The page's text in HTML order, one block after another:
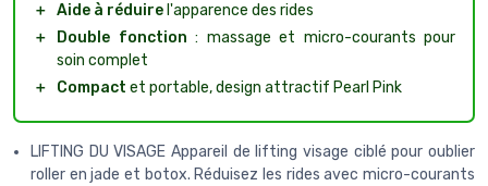
＋ Aide à réduirel'apparence des rides
＋
Double fonction : massage et micro-courants pour
soin complet
＋
Compact et portable, design attractif Pearl Pink
LIFTING DU VISAGE Appareil de lifting visage ciblé pour oublier
roller en jade et botox. Réduisez les rides avec micro-courants